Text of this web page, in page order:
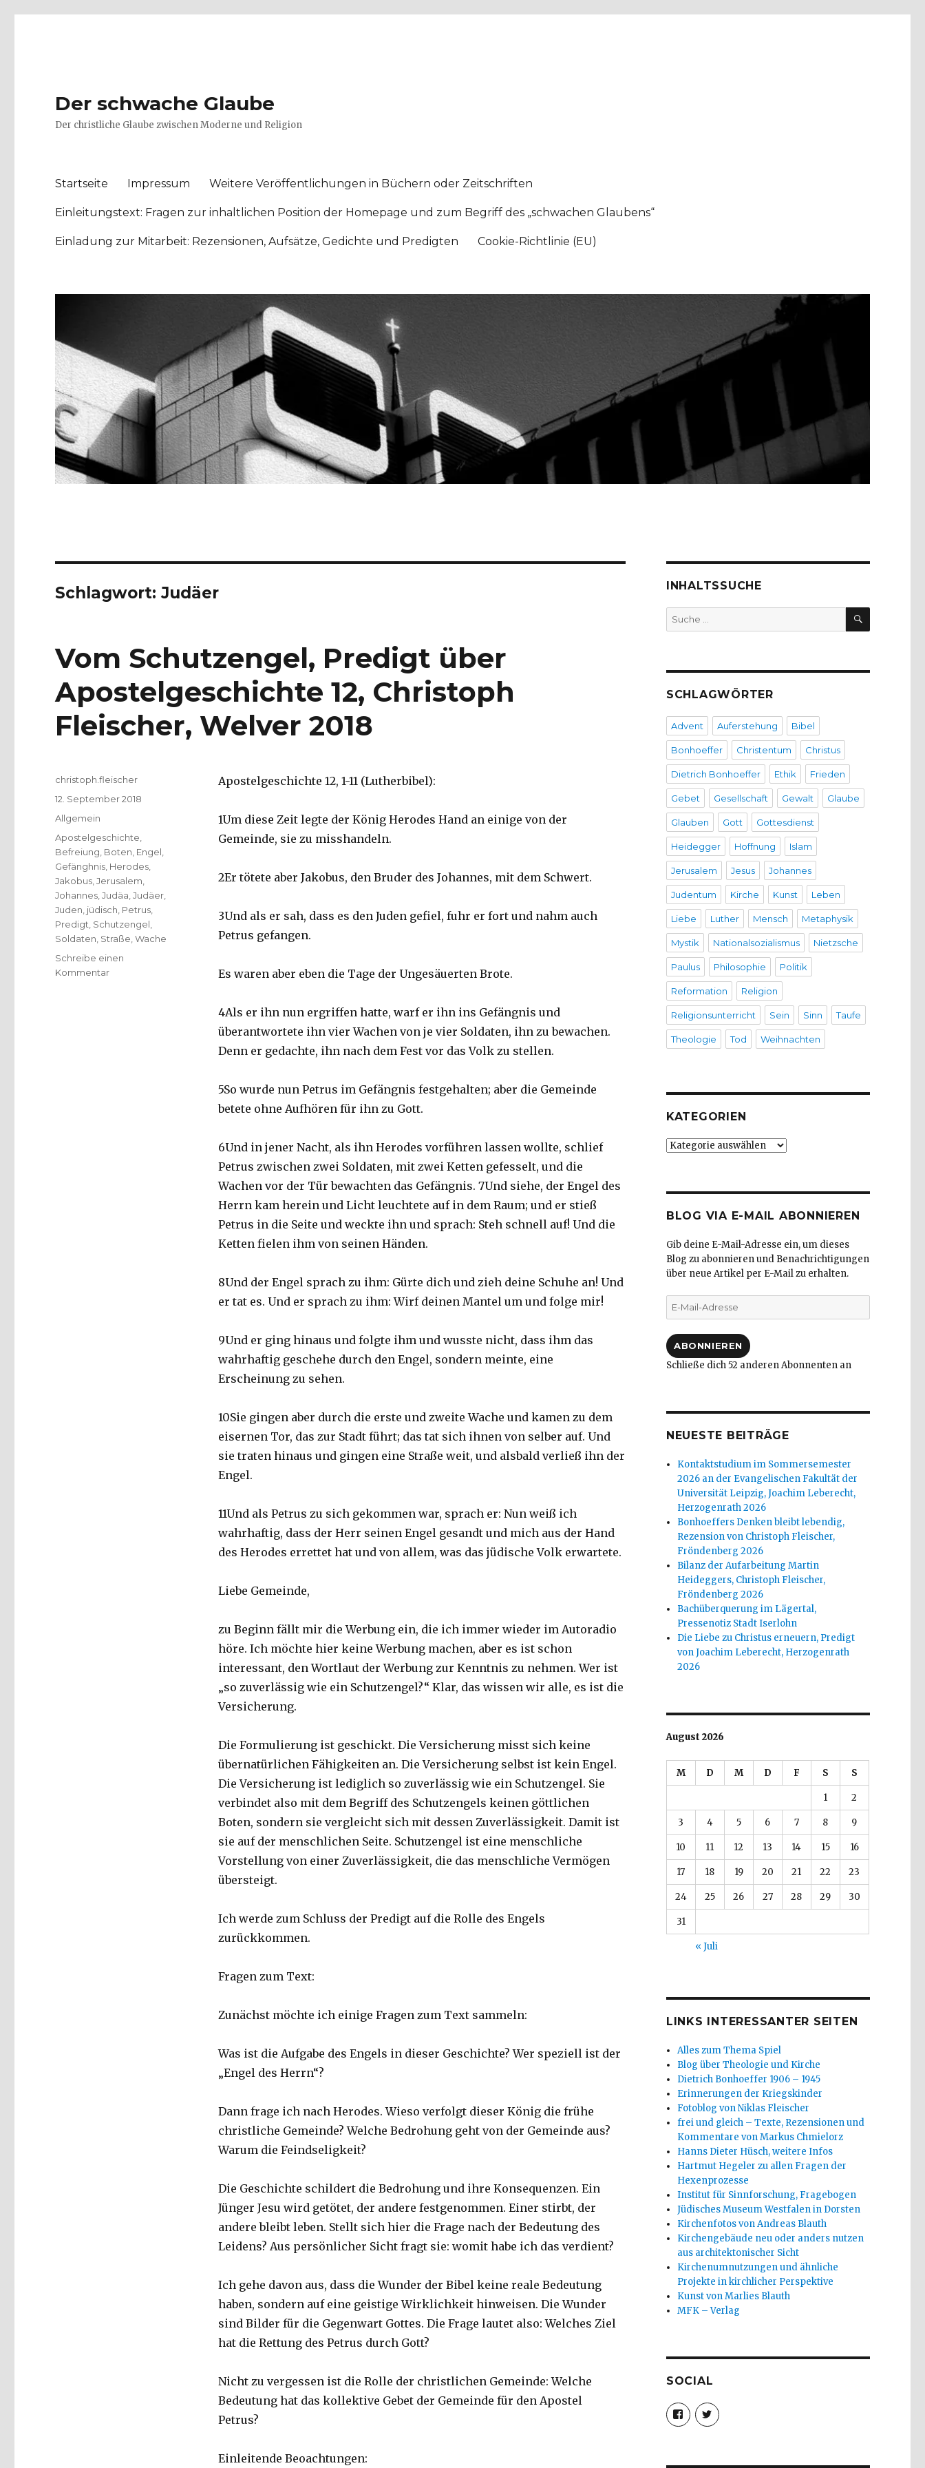
Der schwache Glaube
Der christliche Glaube zwischen Moderne und Religion
Startseite Impressum Weitere Veröffentlichungen in Büchern oder Zeitschriften
Einleitungstext: Fragen zur inhaltlichen Position der Homepage und zum Begriff des „schwachen Glaubens“
Einladung zur Mitarbeit: Rezensionen, Aufsätze, Gedichte und Predigten Cookie-Richtlinie (EU)
Schlagwort:Judäer
Vom Schutzengel, Predigt über
Apostelgeschichte 12, Christoph
Fleischer, Welver 2018
Apostelgeschichte 12, 1-11 (Lutherbibel):
1Um diese Zeit legte der König Herodes Hand an einige von der
Gemeinde, sie zu misshandeln.
2Er tötete aber Jakobus, den Bruder des Johannes, mit dem Schwert.
3Und als er sah, dass es den Juden gefiel, fuhr er fort und nahm auch
Petrus gefangen.
Es waren aber eben die Tage der Ungesäuerten Brote.
4Als er ihn nun ergriffen hatte, warf er ihn ins Gefängnis und
überantwortete ihn vier Wachen von je vier Soldaten, ihn zu bewachen.
Denn er gedachte, ihn nach dem Fest vor das Volk zu stellen.
5So wurde nun Petrus im Gefängnis festgehalten; aber die Gemeinde
betete ohne Aufhören für ihn zu Gott.
6Und in jener Nacht, als ihn Herodes vorführen lassen wollte, schlief
Petrus zwischen zwei Soldaten, mit zwei Ketten gefesselt, und die
Wachen vor der Tür bewachten das Gefängnis. 7Und siehe, der Engel des
Herrn kam herein und Licht leuchtete auf in dem Raum; und er stieß
Petrus in die Seite und weckte ihn und sprach: Steh schnell auf! Und die
Ketten fielen ihm von seinen Händen.
8Und der Engel sprach zu ihm: Gürte dich und zieh deine Schuhe an! Und
er tat es. Und er sprach zu ihm: Wirf deinen Mantel um und folge mir!
9Und er ging hinaus und folgte ihm und wusste nicht, dass ihm das
wahrhaftig geschehe durch den Engel, sondern meinte, eine
Erscheinung zu sehen.
10Sie gingen aber durch die erste und zweite Wache und kamen zu dem
eisernen Tor, das zur Stadt führt; das tat sich ihnen von selber auf. Und
sie traten hinaus und gingen eine Straße weit, und alsbald verließ ihn der
Engel.
11Und als Petrus zu sich gekommen war, sprach er: Nun weiß ich
wahrhaftig, dass der Herr seinen Engel gesandt und mich aus der Hand
des Herodes errettet hat und von allem, was das jüdische Volk erwartete.
Liebe Gemeinde,
zu Beginn fällt mir die Werbung ein, die ich immer wieder im Autoradio
höre. Ich möchte hier keine Werbung machen, aber es ist schon
interessant, den Wortlaut der Werbung zur Kenntnis zu nehmen. Wer ist
„so zuverlässig wie ein Schutzengel?“ Klar, das wissen wir alle, es ist die
Versicherung.
Die Formulierung ist geschickt. Die Versicherung misst sich keine
übernatürlichen Fähigkeiten an. Die Versicherung selbst ist kein Engel.
Die Versicherung ist lediglich so zuverlässig wie ein Schutzengel. Sie
verbindet also mit dem Begriff des Schutzengels keinen göttlichen
Boten, sondern sie vergleicht sich mit dessen Zuverlässigkeit. Damit ist
sie auf der menschlichen Seite. Schutzengel ist eine menschliche
Vorstellung von einer Zuverlässigkeit, die das menschliche Vermögen
übersteigt.
Ich werde zum Schluss der Predigt auf die Rolle des Engels
zurückkommen.
Fragen zum Text:
Zunächst möchte ich einige Fragen zum Text sammeln:
Was ist die Aufgabe des Engels in dieser Geschichte? Wer speziell ist der
„Engel des Herrn“?
Dann frage ich nach Herodes. Wieso verfolgt dieser König die frühe
christliche Gemeinde? Welche Bedrohung geht von der Gemeinde aus?
Warum die Feindseligkeit?
Die Geschichte schildert die Bedrohung und ihre Konsequenzen. Ein
Jünger Jesu wird getötet, der andere festgenommen. Einer stirbt, der
andere bleibt leben. Stellt sich hier die Frage nach der Bedeutung des
Leidens? Aus persönlicher Sicht fragt sie: womit habe ich das verdient?
Ich gehe davon aus, dass die Wunder der Bibel keine reale Bedeutung
haben, sondern auf eine geistige Wirklichkeit hinweisen. Die Wunder
sind Bilder für die Gegenwart Gottes. Die Frage lautet also: Welches Ziel
hat die Rettung des Petrus durch Gott?
Nicht zu vergessen ist die Rolle der christlichen Gemeinde: Welche
Bedeutung hat das kollektive Gebet der Gemeinde für den Apostel
Petrus?
Einleitende Beoachtungen:
Autor
christoph.fleischer
Veröffentlicht
am
12. September 2018
Kategorien
Allgemein
Schlagwörter
Apostelgeschichte
Befreiung Boten Engel
Gefänghnis Herodes
Jakobus ,Jerusalem
Johannes ,Judäa ,Judäer
Juden jüdisch Petrus
Predigt Schutzengel
Soldaten Straße ,Wache
Schreibe einen
Kommentarzu
INHALTSSUCHE
Suche
nach:
SUCHEN
SCHLAGWÖRTER
Advent Auferstehung Bibel
Bonhoeffer Christentum Christus
Dietrich Bonhoeffer Ethik Frieden
Gebet Gesellschaft Gewalt Glaube
Glauben Gott Gottesdienst
Heidegger Hoffnung Islam
Jerusalem Jesus Johannes
Judentum Kirche Kunst Leben
Liebe Luther Mensch Metaphysik
Mystik Nationalsozialismus Nietzsche
Paulus Philosophie Politik
Reformation Religion
Religionsunterricht Sein Sinn Taufe
Theologie Tod Weihnachten
KATEGORIEN
Kategorien
BLOG VIA E-MAIL ABONNIEREN
Gib deine E-Mail-Adresse ein, um dieses
Blog zu abonnieren und Benachrichtigungen
über neue Artikel per E-Mail zu erhalten.
E-
Mail-
ABONNIEREN
Schließe dich 52 anderen Abonnenten an
NEUESTE BEITRÄGE
Kontaktstudium im Sommersemester
2026 an der Evangelischen Fakultät der
Universität Leipzig, Joachim Leberecht,
Herzogenrath 2026
Bonhoeffers Denken bleibt lebendig,
Rezension von Christoph Fleischer,
Fröndenberg 2026
Bilanz der Aufarbeitung Martin
Heideggers, Christoph Fleischer,
Fröndenberg 2026
Bachüberquerung im Lägertal,
Pressenotiz Stadt Iserlohn
Die Liebe zu Christus erneuern, Predigt
von Joachim Leberecht, Herzogenrath
2026
August 2026
M D M D F S S
1 2
3 4 5 6 7 8 9
10 11 12 13 14 15 16
17 18 19 20 21 22 23
24 25 26 27 28 29 30
31
« Juli
LINKS INTERESSANTER SEITEN
Alles zum Thema Spiel
Blog über Theologie und Kirche
Dietrich Bonhoeffer 1906 – 1945
Erinnerungen der Kriegskinder
Fotoblog von Niklas Fleischer
frei und gleich – Texte, Rezensionen und
Kommentare von Markus Chmielorz
Hanns Dieter Hüsch, weitere Infos
Hartmut Hegeler zu allen Fragen der
Hexenprozesse
Institut für Sinnforschung, Fragebogen
Jüdisches Museum Westfalen in Dorsten
Kirchenfotos von Andreas Blauth
Kirchengebäude neu oder anders nutzen
aus architektonischer Sicht
Kirchenumnutzungen und ähnliche
Projekte in kirchlicher Perspektive
Kunst von Marlies Blauth
MFK – Verlag
SOCIAL
Profil
von
christoph.fleischer1
anzeigen
Profil
von
anzeigen